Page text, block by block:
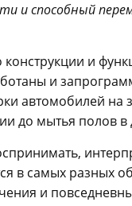
и способный
конструкции и
и
автомобилей на
до мытья полов в
в самых разных
и